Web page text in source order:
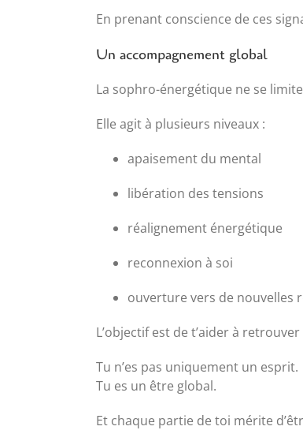
En prenant conscience de ces
Un accompagnement global
La sophro-énergétique ne se
Elle agit à plusieurs niveaux :
apaisement du mental
libération des tensions
réalignement énergétique
reconnexion à soi
ouverture vers de nouvelles
L’objectif est de t’aider à
Tu n’es pas uniquement un esprit.
Tu es un être global.
Et chaque partie de toi mérite